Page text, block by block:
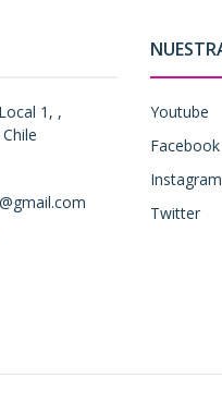
1, ,
Youtube
Facebook
Instagram
Twitter